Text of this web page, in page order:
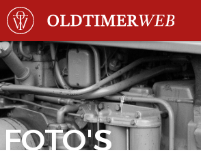
FOTO'S